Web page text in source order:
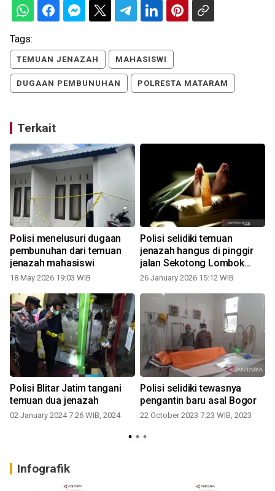
Tags:
TEMUAN JENAZAH MAHASISWI
DUGAAN PEMBUNUHAN POLRESTA MATARAM
Terkait
Polisi menelusuri dugaan
pembunuhan dari temuan
jenazah mahasiswi
18 May 2026 19:03 WIB
Polisi selidiki temuan
jenazah hangus di pinggir
jalan Sekotong Lombok
Barat
26 January 2026 15:12 WIB
Polisi Blitar Jatim tangani
temuan dua jenazah
02 January 2024 7:26 WIB, 2024
Polisi selidiki tewasnya
pengantin baru asal Bogor
22 October 2023 7:23 WIB, 2023
Infografik